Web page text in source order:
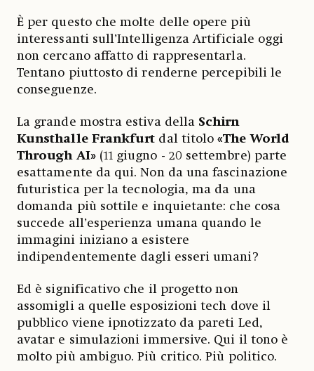
È per questo che molte delle opere più
interessanti sull’Intelligenza Artificiale oggi
non cercano affatto di rappresentarla.
Tentano piuttosto di renderne percepibili le
conseguenze.
La grande mostra estiva della Schirn
Kunsthalle Frankfurt dal titolo «The World
Through AI»(11 giugno - 20 settembre) parte
esattamente da qui. Non da una fascinazione
futuristica per la tecnologia, ma da una
domanda più sottile e inquietante: che cosa
succede all’esperienza umana quando le
immagini iniziano a esistere
indipendentemente dagli esseri umani?
Ed è significativo che il progetto non
assomigli a quelle esposizioni tech dove il
pubblico viene ipnotizzato da pareti Led,
avatar e simulazioni immersive. Qui il tono è
molto più ambiguo. Più critico. Più politico.